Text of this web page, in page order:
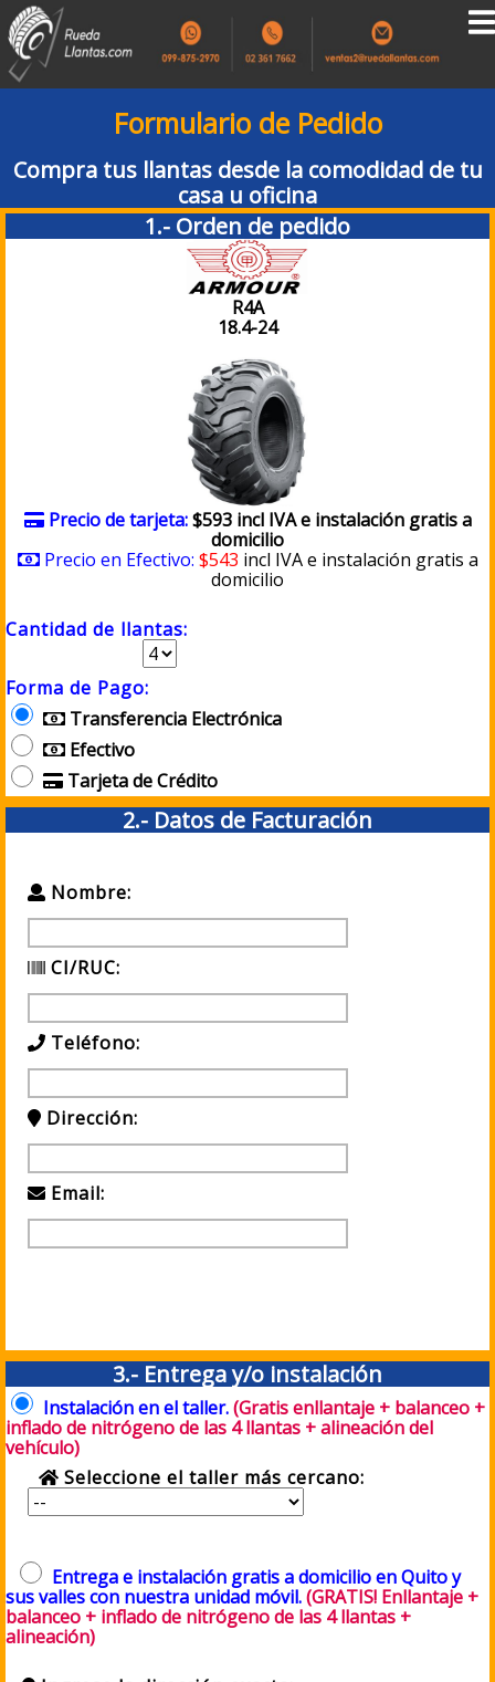
Formulario de Pedido
Compra tus llantas desde la comodidad de tu
casa u oficina
1.- Orden de pedido
R4A
18.4-24
Precio de tarjeta:$593 incl IVA e instalación gratis a
domicilio
Precio en Efectivo: $543 incl IVA e instalación gratis a
domicilio
Cantidad de llantas:
Forma de Pago:
Transferencia Electrónica
Efectivo
Tarjeta de Crédito
2.- Datos de Facturación
Nombre:
CI/RUC:
Teléfono:
Dirección:
Email:
3.- Entrega y/o instalación
Instalación en el taller.(Gratis enllantaje + balanceo +
inflado de nitrógeno de las 4 llantas + alineación del
vehículo)
Seleccione el taller más cercano:
Entrega e instalación gratis a domicilio en Quito y
sus valles con nuestra unidad móvil.(GRATIS! Enllantaje +
balanceo + inflado de nitrógeno de las 4 llantas +
alineación)